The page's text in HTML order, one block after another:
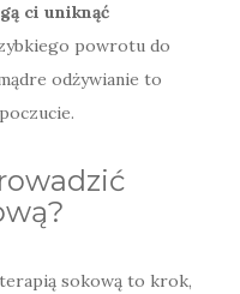
ci uniknąć
powrotu do
odżywianie to
sokową to krok,